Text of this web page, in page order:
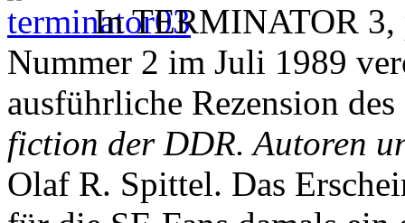
In TERMINATOR 3,
Nummer 2 im Juli 1989
ausführliche Rezension
fiction der DDR. Autoren
Olaf R. Spittel. Das